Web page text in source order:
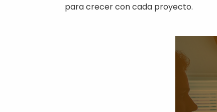
para crecer con cada proyecto.